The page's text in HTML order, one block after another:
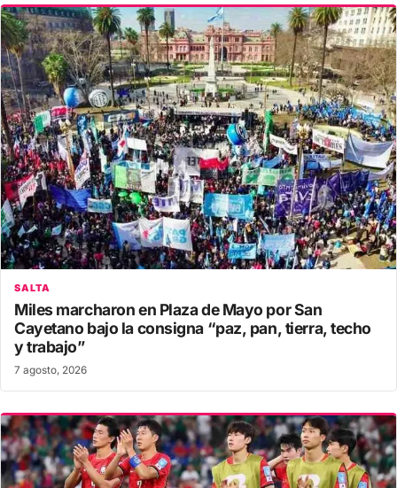
SALTA
Miles marcharon en Plaza de Mayo por San
Cayetano bajo la consigna “paz, pan, tierra, techo
y trabajo”
7 agosto, 2026